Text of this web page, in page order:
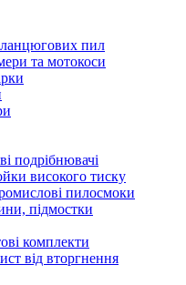
пил
та мотокоси
подрібнювачі
високого тиску
пилосмоки
підмостки
комплекти
від вторгнення